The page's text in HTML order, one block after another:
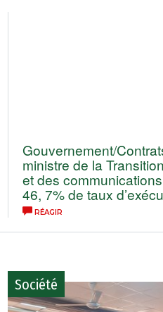
Gouvernement/
ministre de la
et des
46, 7% de taux
RÉAGIR
Société